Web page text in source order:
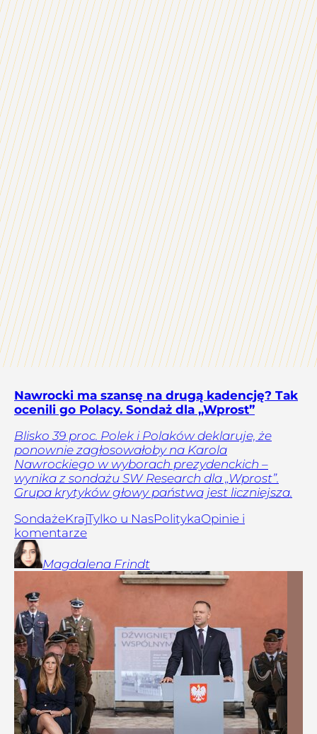
Nawrocki ma szansę na drugą kadencję? Tak
ocenili go Polacy. Sondaż dla „Wprost”
Blisko 39 proc. Polek i Polaków deklaruje, że
ponownie zagłosowałoby na Karola
Nawrockiego w wyborach prezydenckich –
wynika z sondażu SW Research dla „Wprost”.
Grupa krytyków głowy państwa jest liczniejsza.
SondażeKrajTylko u NasPolitykaOpinie i
komentarze
Magdalena Frindt